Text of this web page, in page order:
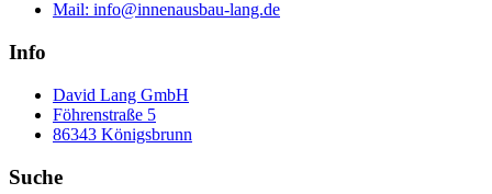
Mail: info@innenausbau-lang.de
Info
David Lang GmbH
Föhrenstraße 5
86343 Königsbrunn
Suche